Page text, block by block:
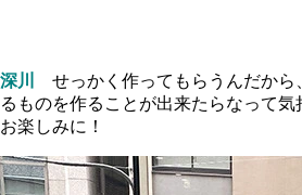
深川
せっかく作ってもらうんだから
るものを作ることが出来たらなって
お楽しみに！